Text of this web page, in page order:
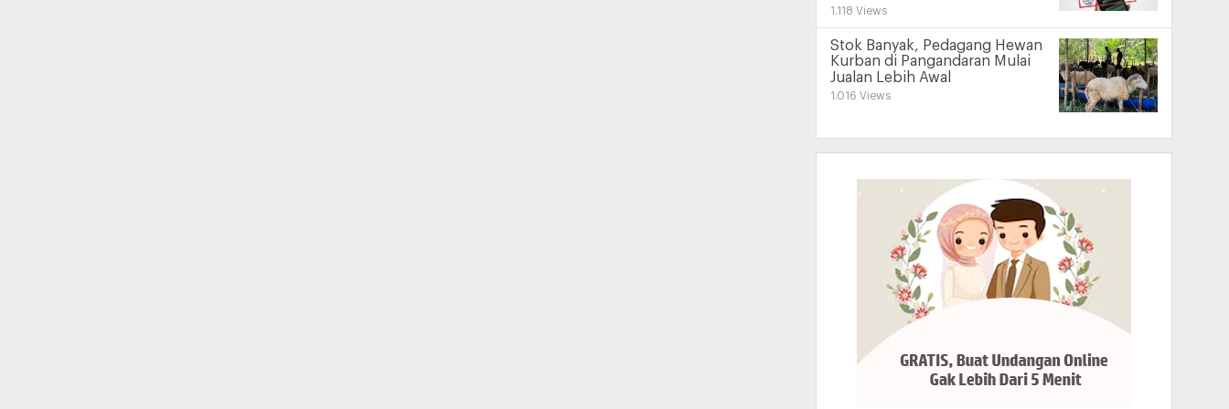
1.118 Views
Stok Banyak, Pedagang Hewan
Kurban di Pangandaran Mulai
Jualan Lebih Awal
1.016 Views